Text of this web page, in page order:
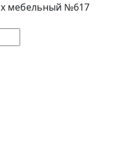
мебельный №617